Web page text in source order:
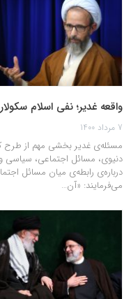
واقعه غدیر؛ نفی اسلام سکولار
7 مرداد 1400
مسئله‌ی غدیر بخشی مهم از طرح
دنیوی، مسائل اجتماعی، سیاسی
درباره‌ی رابطه‌ی میان مسائل
می‌فرمایند: «آن…